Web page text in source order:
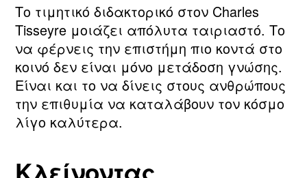
Το τιμητικό διδακτορικό στον Charles
Tisseyre μοιάζει απόλυτα ταιριαστό. Το
να φέρνεις την επιστήμη πιο κοντά στο
κοινό δεν είναι μόνο μετάδοση γνώσης.
Είναι και το να δίνεις στους ανθρώπους
την επιθυμία να καταλάβουν τον κόσμο
λίγο καλύτερα.